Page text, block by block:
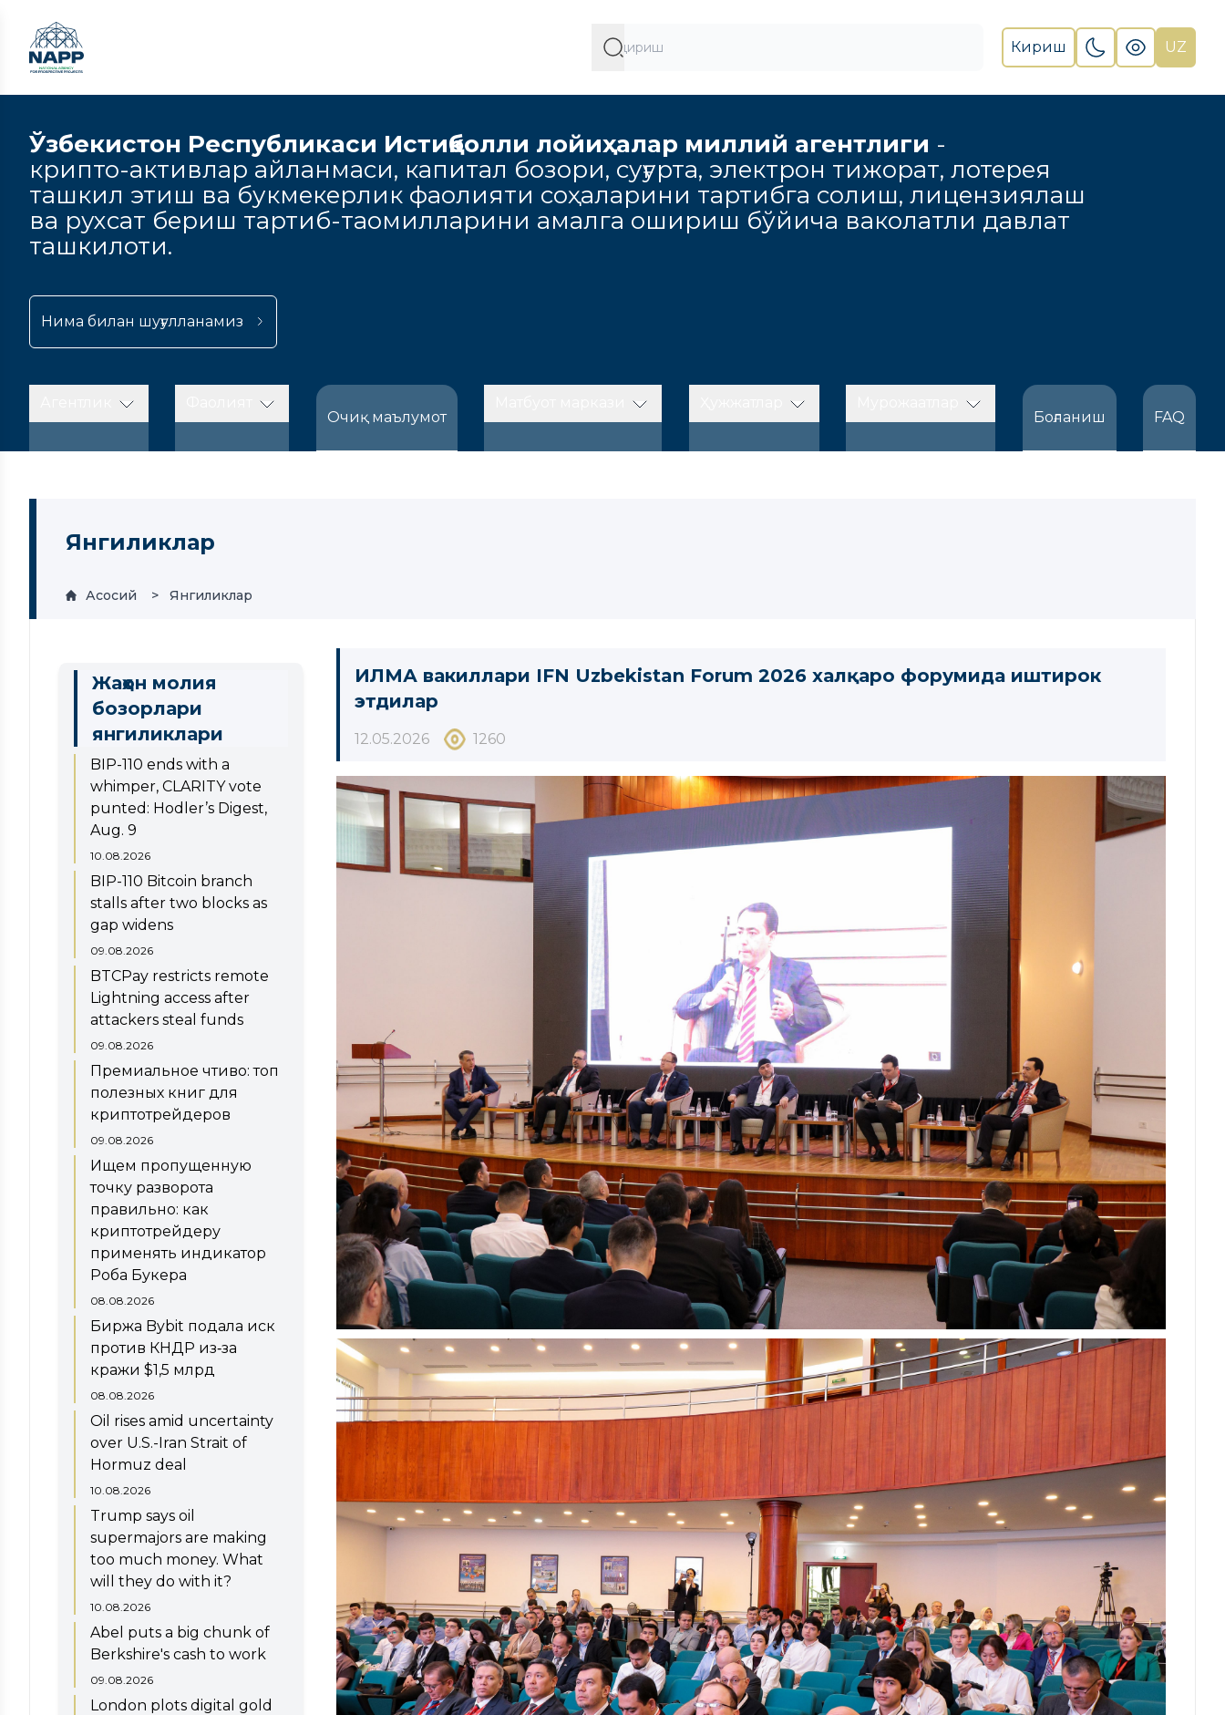
Кириш UZ
Ўзбекистон Республикаси Истиқболли лойиҳалар миллий агентлиги -
крипто-активлар айланмаси, капитал бозори, суғурта, электрон тижорат, лотерея
ташкил этиш ва букмекерлик фаолияти соҳаларини тартибга солиш, лицензиялаш
ва рухсат бериш тартиб-таомилларини амалга ошириш бўйича ваколатли давлат
ташкилоти.
Нима билан шуғулланамиз
Очиқ маълумот
Боғланиш
FAQ
Янгиликлар
Асосий Янгиликлар
Жаҳон молия
бозорлари
янгиликлари
BIP-110 ends with a
whimper, CLARITY vote
punted: Hodler’s Digest,
Aug. 9
10.08.2026
BIP-110 Bitcoin branch
stalls after two blocks as
gap widens
09.08.2026
BTCPay restricts remote
Lightning access after
attackers steal funds
09.08.2026
Премиальное чтиво: топ
полезных книг для
криптотрейдеров
09.08.2026
Ищем пропущенную
точку разворота
правильно: как
криптотрейдеру
применять индикатор
Роба Букера
08.08.2026
Биржа Bybit подала иск
против КНДР из‑за
кражи $1,5 млрд
08.08.2026
Oil rises amid uncertainty
over U.S.-Iran Strait of
Hormuz deal
10.08.2026
Trump says oil
supermajors are making
too much money. What
will they do with it?
10.08.2026
Abel puts a big chunk of
Berkshire's cash to work
09.08.2026
London plots digital gold
ИЛМА вакиллари IFN Uzbekistan Forum 2026 халқаро форумида иштирок
этдилар
12.05.2026 1260